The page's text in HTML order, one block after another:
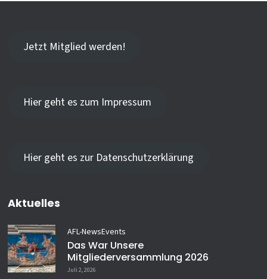
Jetzt Mitglied werden!
Hier geht es zum Impressum
Hier geht es zur Datenschutzerklärung
Aktuelles
AFL-NewsEvents
Das War Unsere
Mitgliederversammlung 2026
Juli 2, 2026